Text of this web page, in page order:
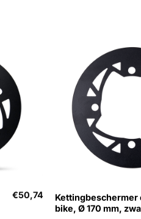
€50,74
Kettingbeschermer
bike, Ø 170 mm,